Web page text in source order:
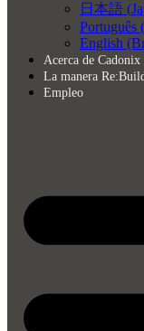
日本語 (
Português (
English
Acerca de Cadonix
La manera
Empleo